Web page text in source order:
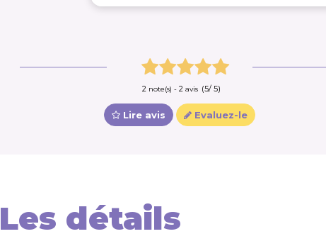
(5/ 5)
2 note(s) - 2 avis
Lire avis Evaluez-le
Les détails